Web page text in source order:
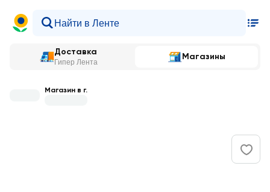
Доставка
Гипер Лента
Магазины
Магазин в г.